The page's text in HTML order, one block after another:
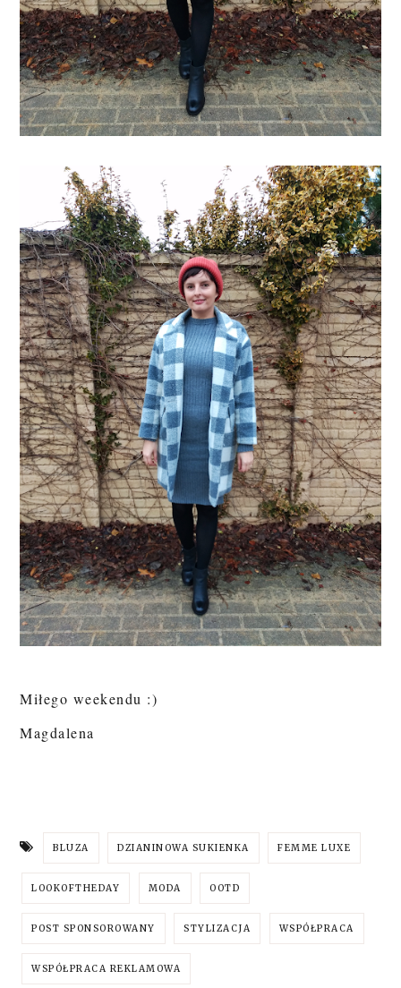
Miłego weekendu :)
Magdalena
BLUZA DZIANINOWA SUKIENKA FEMME LUXE
LOOKOFTHEDAY MODA OOTD
POST SPONSOROWANY STYLIZACJA WSPÓŁPRACA
WSPÓŁPRACA REKLAMOWA